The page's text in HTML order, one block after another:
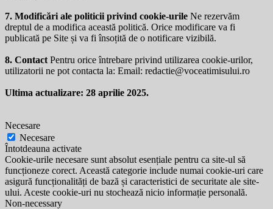
7. Modificări ale politicii privind cookie-urile Ne rezervăm
dreptul de a modifica această politică. Orice modificare va fi
publicată pe Site și va fi însoțită de o notificare vizibilă.
8. Contact Pentru orice întrebare privind utilizarea cookie-urilor,
utilizatorii ne pot contacta la: Email: redactie@voceatimisului.ro
Ultima actualizare: 28 aprilie 2025.
Necesare
Necesare
Întotdeauna activate
Cookie-urile necesare sunt absolut esențiale pentru ca site-ul să
funcționeze corect. Această categorie include numai cookie-uri care
asigură funcționalități de bază și caracteristici de securitate ale site-
ului. Aceste cookie-uri nu stochează nicio informație personală.
Non-necessary